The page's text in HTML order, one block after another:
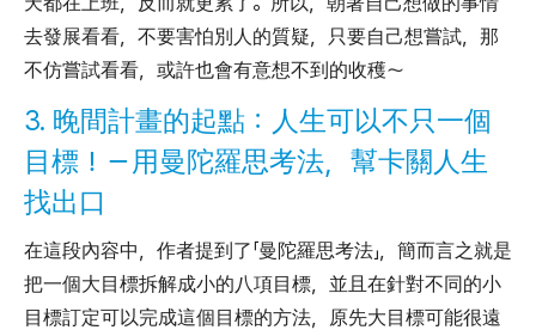
去發展看看，不要害怕別人的質疑，只要自己想嘗試，那
不仿嘗試看看，或許也會有意想不到的收穫～
3. 晚間計畫的起點：人生可以不只一個
目標！－用曼陀羅思考法，幫卡關人生
找出口
在這段內容中，作者提到了「曼陀羅思考法」，簡而言之就是
把一個大目標拆解成小的八項目標，並且在針對不同的小
目標訂定可以完成這個目標的方法，原先大目標可能很遠